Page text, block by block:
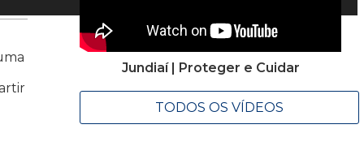
Jundiaí | Proteger e Cuidar
TODOS OS VÍDEOS